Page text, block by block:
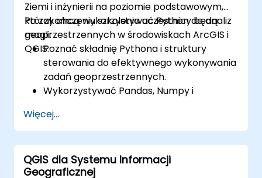
Ziemi i inżynierii na poziomie podstawowym,
którzy chcą wykorzystywać Python do analiz
geoprzestrzennych w środowiskach ArcGIS i
QGIS.
Po zakończeniu szkolenia uczestnicy będą
mogli:
Poznać składnię Pythona i struktury
sterowania do efektywnego wykonywania
zadań geoprzestrzennych.
Wykorzystywać Pandas, Numpy i
w GIS.
Manipulować i analizować dane
wektorowe za pomocą bibliotek
Geopandas, Arcpy i PyQGIS.
Automatyzować procesy i przepływy
Więcej...
QGIS dla Systemu Informacji
Geograficznej